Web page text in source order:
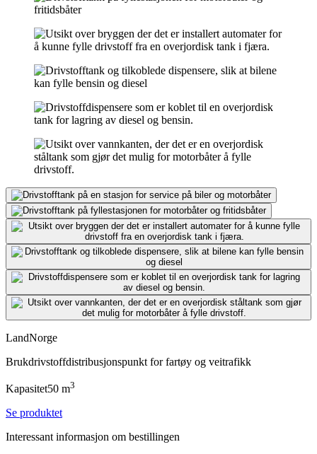
LandNorge
Brukdrivstoffdistribusjonspunkt for fartøy og veitrafikk
Kapasitet50 m3
Se produktet
Interessant informasjon om bestillingen